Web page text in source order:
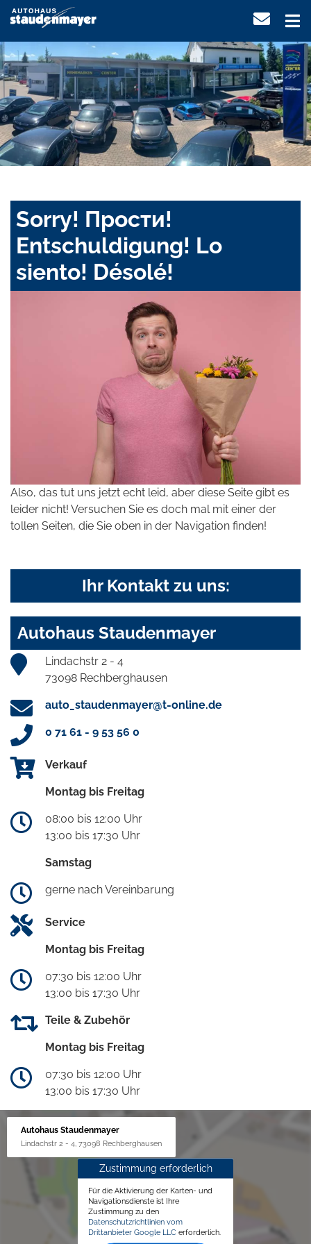
Sorry! Прости!
Entschuldigung! Lo
siento! Désolé!
Also, das tut uns jetzt echt leid, aber diese Seite gibt es
leider nicht! Versuchen Sie es doch mal mit einer der
tollen Seiten, die Sie oben in der Navigation finden!
Ihr Kontakt zu uns:
Autohaus Staudenmayer
Lindachstr 2 - 4
73098 Rechberghausen
auto_staudenmayer@t-online.de
0 71 61 - 9 53 56 0
Verkauf
Montag bis Freitag
08:00 bis 12:00 Uhr
13:00 bis 17:30 Uhr
Samstag
gerne nach Vereinbarung
Service
Montag bis Freitag
07:30 bis 12:00 Uhr
13:00 bis 17:30 Uhr
Teile & Zubehör
Montag bis Freitag
07:30 bis 12:00 Uhr
13:00 bis 17:30 Uhr
Autohaus Staudenmayer
Lindachstr 2 - 4, 73098 Rechberghausen
Zustimmung erforderlich
Für die Aktivierung der Karten- und
Navigationsdienste ist Ihre
Zustimmung zu den
Datenschutzrichtlinien vom
Drittanbieter Google LLC erforderlich.